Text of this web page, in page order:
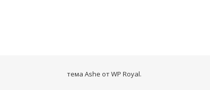
тема Ashe отWP Royal.